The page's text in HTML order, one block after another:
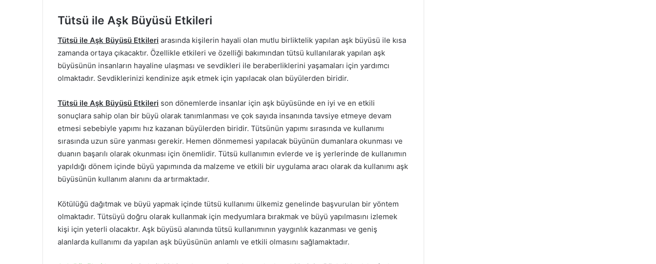
Tütsü ile Aşk Büyüsü Etkileri
Tütsü ile Aşk Büyüsü Etkileri arasında kişilerin hayali olan mutlu birliktelik yapılan aşk büyüsü ile kısa
zamanda ortaya çıkacaktır. Özellikle etkileri ve özelliği bakımından tütsü kullanılarak yapılan aşk
büyüsünün insanların hayaline ulaşması ve sevdikleri ile beraberliklerini yaşamaları için yardımcı
olmaktadır. Sevdiklerinizi kendinize aşık etmek için yapılacak olan büyülerden biridir.
Tütsü ile Aşk Büyüsü Etkileri son dönemlerde insanlar için aşk büyüsünde en iyi ve en etkili
sonuçlara sahip olan bir büyü olarak tanımlanması ve çok sayıda insanında tavsiye etmeye devam
etmesi sebebiyle yapımı hız kazanan büyülerden biridir. Tütsünün yapımı sırasında ve kullanımı
sırasında uzun süre yanması gerekir. Hemen dönmemesi yapılacak büyünün dumanlara okunması ve
duanın başarılı olarak okunması için önemlidir. Tütsü kullanımın evlerde ve iş yerlerinde de kullanımın
yapıldığı dönem içinde büyü yapımında da malzeme ve etkili bir uygulama aracı olarak da kullanımı aşk
büyüsünün kullanım alanını da artırmaktadır.
Kötülüğü dağıtmak ve büyü yapmak içinde tütsü kullanımı ülkemiz genelinde başvurulan bir yöntem
olmaktadır. Tütsüyü doğru olarak kullanmak için medyumlara bırakmak ve büyü yapılmasını izlemek
kişi için yeterli olacaktır. Aşk büyüsü alanında tütsü kullanımının yaygınlık kazanması ve geniş
alanlarda kullanımı da yapılan aşk büyüsünün anlamlı ve etkili olmasını sağlamaktadır.